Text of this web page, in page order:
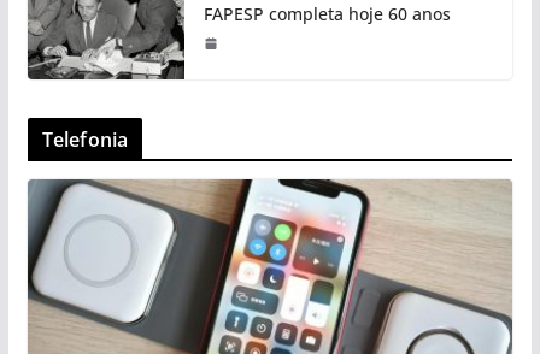
FAPESP completa hoje 60 anos
Telefonia